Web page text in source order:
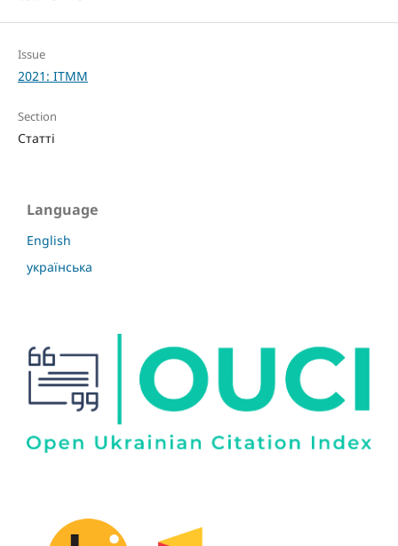
Issue
2021: ITMM
Section
Статті
Language
English
українська